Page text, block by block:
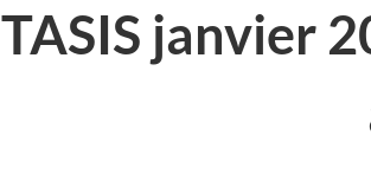
TASIS janvier